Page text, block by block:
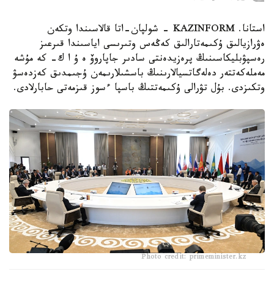
استانا. KAZINFORM - شولپان-اتا قالاسىندا وتكەن
ەۋرازيالىق ۇكىمەتارالىق كەڭەس وتىرىسى اياسىندا قىرعىز
رەسپۋبليكاسىنىڭ پرەزيدەنتى سادىر جاپاروۆ ە ۇ ا ك- كە مۇشە
مەملەكەتتەر دەلەگاتسيالارىنىڭ باسشىلارىمەن ۇجىمدىق كەزدەسۋ
وتكىزدى. بۇل تۋرالى ۇكىمەتتىڭ باسپا ءسوز قىزمەتى حابارلادى.
Photo credit: primeminister.kz